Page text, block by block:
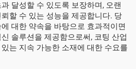
달성할 수 있도록 보장하며, 오랜
할 수 있는 성능을 제공합니다. 당
대한 약속을 바탕으로 효과적이면
솔루션을 제공함으로써, 코팅 산업
는 지속 가능한 소재에 대한 수요를